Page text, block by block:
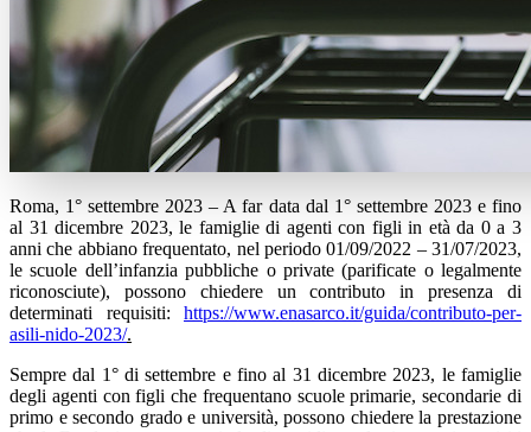
Roma, 1° settembre 2023 – A far data dal 1° settembre 2023 e fino
al 31 dicembre 2023, le famiglie di agenti con figli in età da 0 a 3
anni che abbiano frequentato, nel periodo 01/09/2022 – 31/07/2023,
le scuole dell’infanzia pubbliche o private (parificate o legalmente
riconosciute), possono chiedere un contributo in presenza di
determinati requisiti: https://www.enasarco.it/guida/contributo-per-
asili-nido-2023/.
Sempre dal 1° di settembre e fino al 31 dicembre 2023, le famiglie
degli agenti con figli che frequentano scuole primarie, secondarie di
primo e secondo grado e università, possono chiedere la prestazione